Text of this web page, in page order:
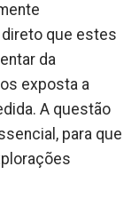
que estes
da
exposta a
A questão
para que